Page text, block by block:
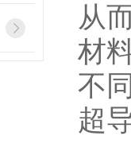
从
材
不
超